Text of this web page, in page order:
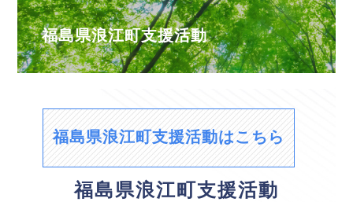
福島県浪江町支援活動
福島県浪江町支援活動はこちら
福島県浪江町支援活動